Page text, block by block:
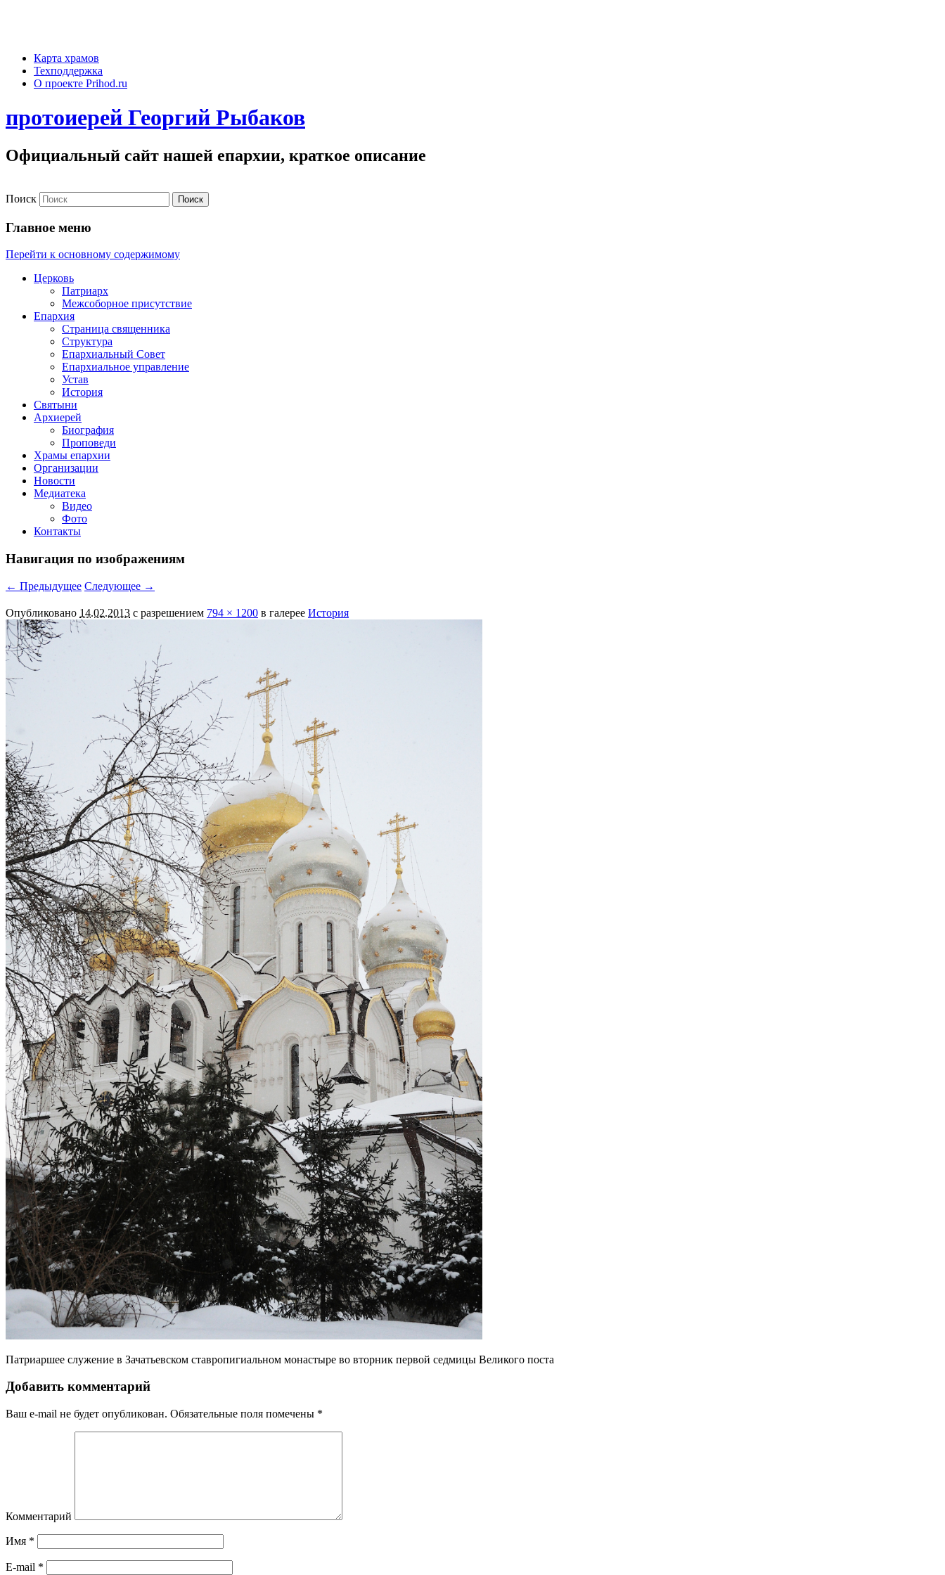
Карта храмов
Техподдержка
О проекте Prihod.ru
протоиерей Георгий Рыбаков
Официальный сайт нашей епархии, краткое описание
Поиск
Главное меню
Перейти к основному содержимому
Церковь
Патриарх
Межсоборное присутствие
Епархия
Страница священника
Структура
Епархиальный Совет
Епархиальное управление
Устав
История
Святыни
Архиерей
Биография
Проповеди
Храмы епархии
Организации
Новости
Медиатека
Видео
Фото
Контакты
Навигация по изображениям
← Предыдущее Следующее →
Опубликовано 14.02.2013 с разрешением 794 × 1200 в галерее История
Патриаршее служение в Зачатьевском ставропигиальном монастыре во вторник первой седмицы Великого поста
Добавить комментарий
Ваш e-mail не будет опубликован. Обязательные поля помечены *
Комментарий
Имя *
E-mail *